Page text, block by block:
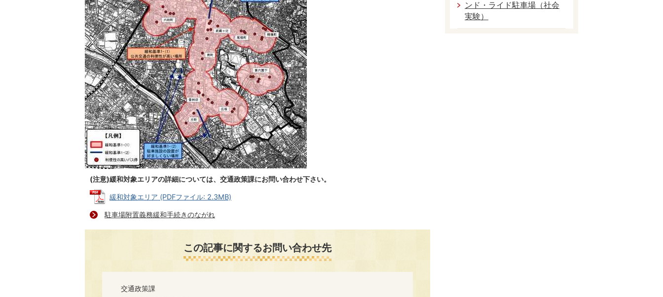
(注意)緩和対象エリアの詳細については、交通政策課にお問い合わせ下さい。
緩和対象エリア (PDFファイル: 2.3MB)
駐車場附置義務緩和手続きのながれ
この記事に関するお問い合わせ先
交通政策課
ンド・ライド駐車場（社会
実験）